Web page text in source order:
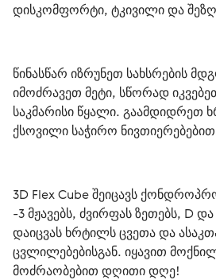
დისკომფორტი, ტკივილი და
წინასწარ იზრუნეთ სახსრების
იმოძრავეთ მეტი, სწორად
საკმარისი წყალი. გაამდიდრეთ
ქსოვილი საჭირო
3D Flex Cube შეიცავს
-3 მჟავებს, ძვირფას ზეთებს, D
დაიცვას ხრტილს ცვეთა და
ცვლილებებისგან. იყავით
მოძრაობებით დღითი დღე!